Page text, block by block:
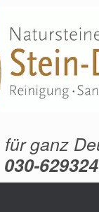
ganz
030-